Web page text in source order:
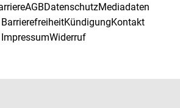
AGBDatenschutzMediadaten
KündigungKontakt
ImpressumWiderruf